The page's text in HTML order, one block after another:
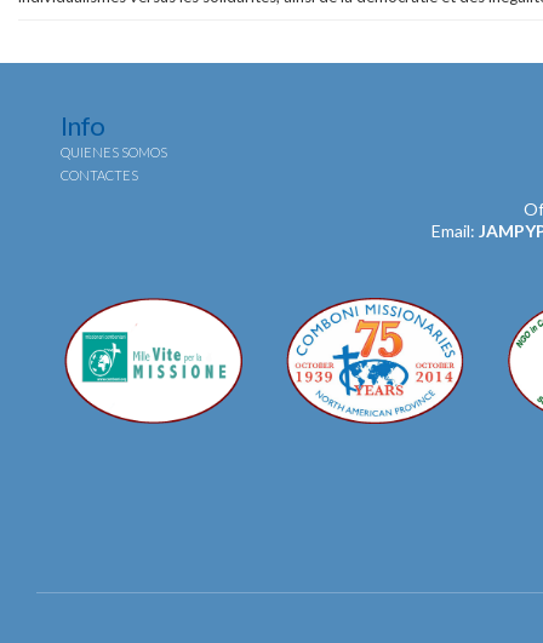
Info
QUIENES SOMOS
CONTACTES
Email: